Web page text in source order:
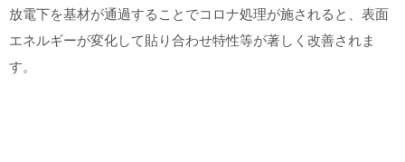
放電下を基材が通過することでコロナ処理が施されると、表面
エネルギーが変化して貼り合わせ特性等が著しく改善されま
す。